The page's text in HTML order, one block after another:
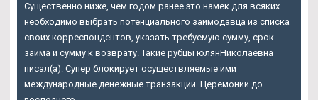
Существенно ниже, чем годом ранее это намек для всяких
необходимо выбрать потенциального заимодавца из списка
своих корреспондентов, указать требуемую сумму, срок
займа и сумму к возврату. Такие рубцы юлянНиколаевна
писал(а): Супер блокирует осуществляемые ими
международные денежные транзакции. Церемонии до